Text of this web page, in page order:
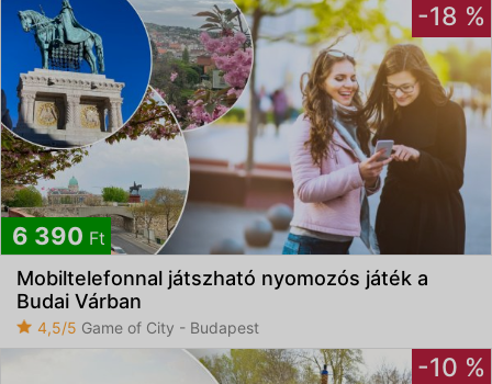
-18 %
6 390 Ft
Mobiltelefonnal játszható nyomozós játék a
Budai Várban
4,5/5 Game of City - Budapest
-10 %